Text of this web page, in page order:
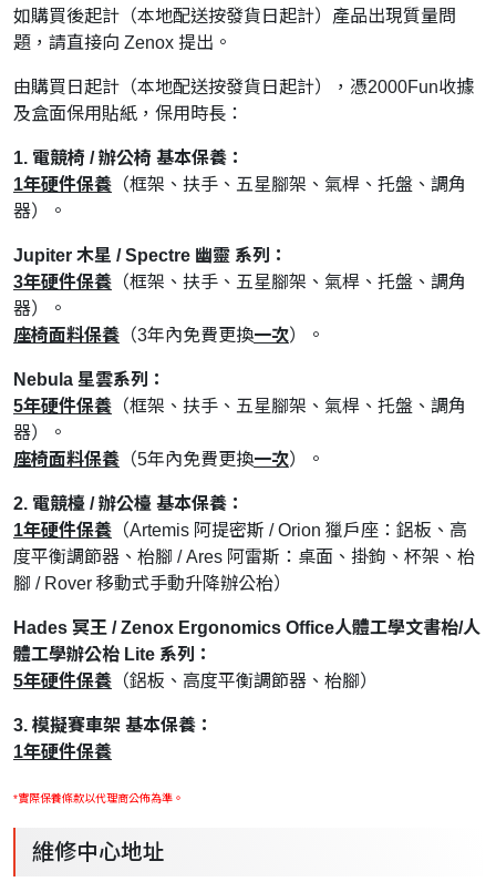
如購買後起計（本地配送按發貨日起計）產品出現質量問
題，請直接向 Zenox 提出。
由購買日起計（本地配送按發貨日起計），憑2000Fun收據
及盒面保用貼紙，保用時長：
1. 電競椅 / 辦公椅 基本保養：
1年硬件保養 （框架、扶手、五星腳架、氣桿、托盤、調角
器）。
Jupiter 木星 / Spectre 幽靈 系列：
3年硬件保養 （框架、扶手、五星腳架、氣桿、托盤、調角
器）。
座椅面料保養 （3年內免費更換一次）。
Nebula 星雲系列：
5年硬件保養 （框架、扶手、五星腳架、氣桿、托盤、調角
器）。
座椅面料保養 （5年內免費更換一次）。
2. 電競檯 / 辦公檯 基本保養：
1年硬件保養 （Artemis 阿提密斯 / Orion 獵戶座：鋁板、高
度平衡調節器、枱腳 / Ares 阿雷斯：桌面、掛鉤、杯架、枱
腳 / Rover 移動式手動升降辦公枱）
Hades 冥王 / Zenox Ergonomics Office人體工學文書枱/人
體工學辦公枱 Lite 系列：
5年硬件保養 （鋁板、高度平衡調節器、枱腳）
3. 模擬賽車架 基本保養：
1年硬件保養
*實際保養條款以代理商公佈為準。
維修中心地址